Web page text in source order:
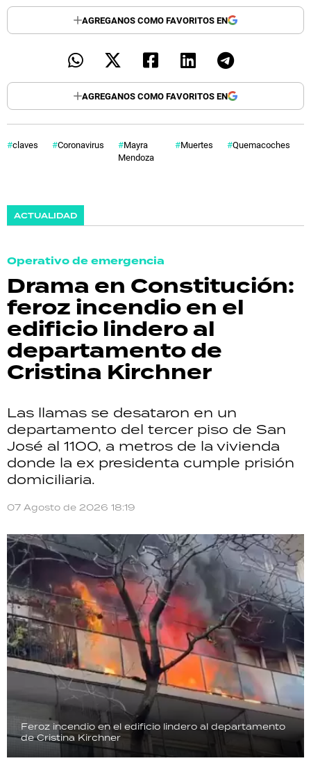
AGREGANOS COMO FAVORITOS EN
AGREGANOS COMO FAVORITOS EN
claves Coronavirus
Mayra
Mendoza
Muertes Quemacoches
ACTUALIDAD
Operativo de emergencia
Drama en Constitución:
feroz incendio en el
edificio lindero al
departamento de
Cristina Kirchner
Las llamas se desataron en un
departamento del tercer piso de San
José al 1100, a metros de la vivienda
donde la ex presidenta cumple prisión
domiciliaria.
07 Agosto de 2026 18:19
Feroz incendio en el edificio lindero al departamento
de Cristina Kirchner